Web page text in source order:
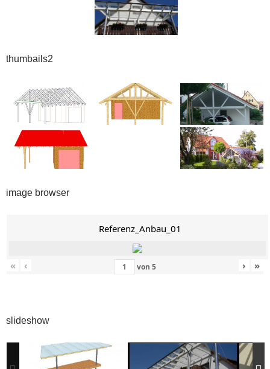
thumbails2
image browser
Referenz_Anbau_01
« ‹ von 5 › »
slideshow